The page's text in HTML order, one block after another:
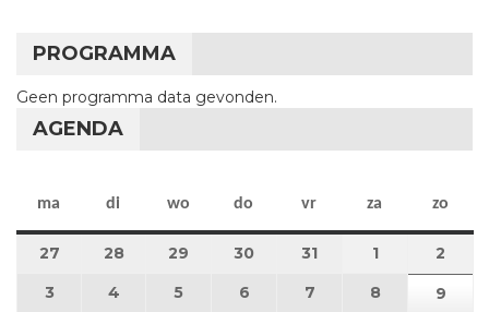
PROGRAMMA
Geen programma data gevonden.
AGENDA
ma maandag
di dinsdag
wo woensdag
do donderdag
vr vrijdag
za zaterdag
zo
27 27 juli 2026
28 28 juli 2026
29 29 juli 2026
30 30 juli 2026
31 31 juli 2026
11 augustus
2
3 3 augustus 2026
4 4 augustus 2026
5 5 augustus 2026
6 6 augustus 2026
7 7 augustus 2026
8 8 augustus
9